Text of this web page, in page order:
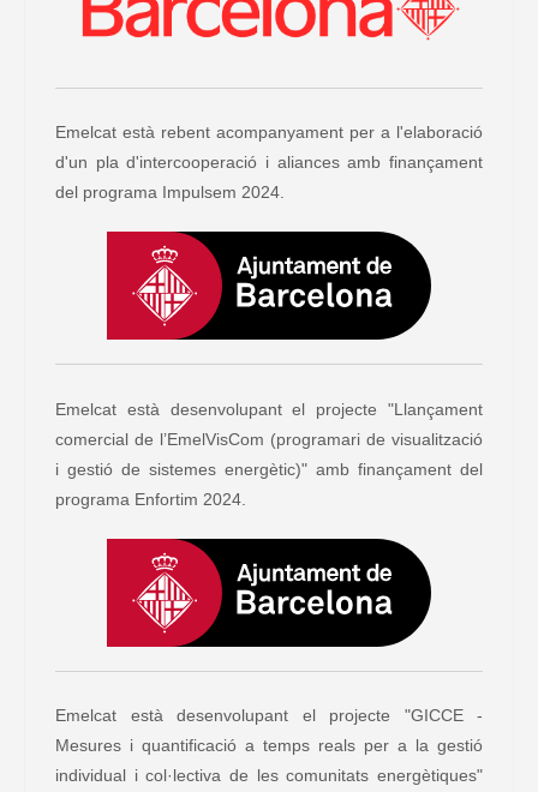
Emelcat està rebent acompanyament per a l'elaboració
d'un pla d'intercooperació i aliances amb finançament
del programa Impulsem 2024.
Emelcat està desenvolupant el projecte "Llançament
comercial de l’EmelVisCom (programari de visualització
i gestió de sistemes energètic)" amb finançament del
programa Enfortim 2024.
Emelcat està desenvolupant el projecte "GICCE -
Mesures i quantificació a temps reals per a la gestió
individual i col·lectiva de les comunitats energètiques"